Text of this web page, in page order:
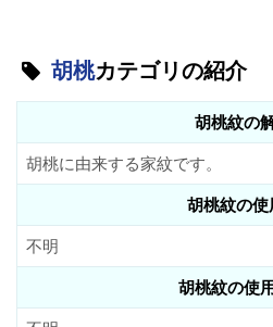
胡桃カテゴリの紹介
胡桃紋の
胡桃に由来する家紋です。
胡桃紋の使
不明
胡桃紋の使